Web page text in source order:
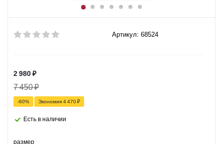
Артикул: 68524
2 980₽
7 450₽
-60% Экономия 4 470₽
Есть в наличии
размер